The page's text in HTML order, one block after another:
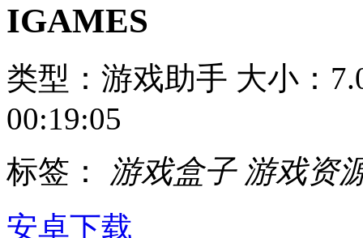
IGAMES
类型：游戏助手 大小：
00:19:05
标签： 游戏盒子 游戏资
安卓下载